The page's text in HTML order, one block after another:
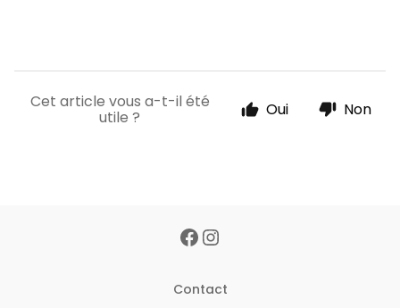
Cet article vous a-t-il été
utile ? Oui Non
Contact